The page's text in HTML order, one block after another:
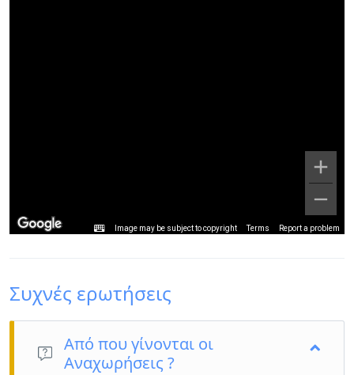
Image may be subject to copyright Terms Report a problem
Συχνές ερωτήσεις
Από που γίνονται οι
Αναχωρήσεις ?